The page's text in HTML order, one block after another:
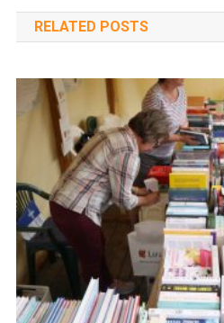
RELATED POSTS